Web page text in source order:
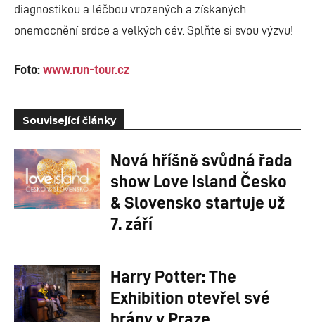
diagnostikou a léčbou vrozených a získaných
onemocnění srdce a velkých cév. Splňte si svou výzvu!
Foto:www.run-tour.cz
Související články
Nová hříšně svůdná řada
show Love Island Česko
& Slovensko startuje už
7. září
Harry Potter: The
Exhibition otevřel své